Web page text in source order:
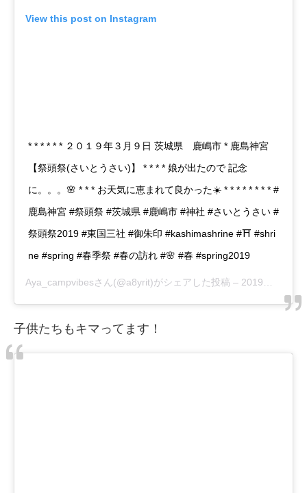
View this post on Instagram
* * * * * * ２０１９年３月９日 茨城県 鹿嶋市 * 鹿島神宮
【祭頭祭(さいとうさい)】 * * * * 娘が出たので 記念
に。。。🌸 * * * お天気に恵まれて良かった☀️ * * * * * * * * #
鹿島神宮 #祭頭祭 #茨城県 #鹿嶋市 #神社 #さいとうさい #
祭頭祭2019 #東国三社 #御朱印 #kashimashrine #⛩️ #shri
ne #spring #春季祭 #春の訪れ #🌸 #春 #spring2019
Aya_campvibesさん(@a8yrit)がシェアした投稿 – 2019年 3月月9日午前2時11分PST
子供たちもキマってます！